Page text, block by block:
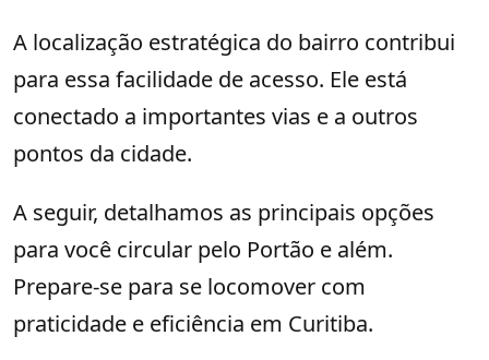
A localização estratégica do bairro contribui
para essa facilidade de acesso. Ele está
conectado a importantes vias e a outros
pontos da cidade.
A seguir, detalhamos as principais opções
para você circular pelo Portão e além.
Prepare-se para se locomover com
praticidade e eficiência em Curitiba.